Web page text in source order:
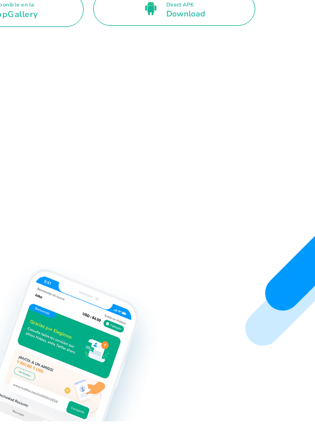
en la Direct APK
Download